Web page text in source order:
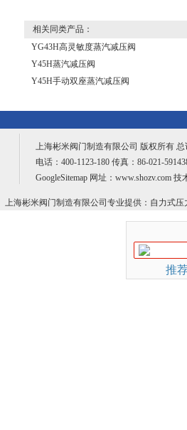
相关同类产品：
YG43H高灵敏度蒸汽减压阀
Y45H蒸汽减压阀
Y45H手动双座蒸汽减压阀
上海彬米阀门制造有限公司 版权所有
电话：400-1123-180 传真：86-021-
GoogleSitemap 网址：www.shozv.com 技
上海彬米阀门制造有限公司专业提供： 自力式压
推